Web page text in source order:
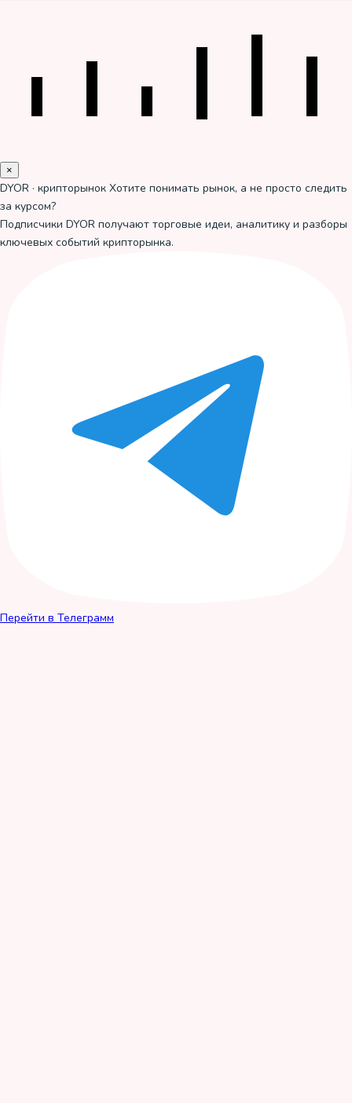
×
DYOR · крипторынок Хотите понимать рынок, а не просто следить
за курсом?
Подписчики DYOR получают торговые идеи, аналитику и разборы
ключевых событий крипторынка.
Перейти в Телеграмм